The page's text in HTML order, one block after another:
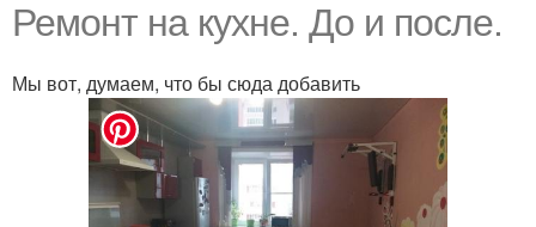
Ремонт на кухне. До и после.
Мы вот, думаем, что бы сюда добавить